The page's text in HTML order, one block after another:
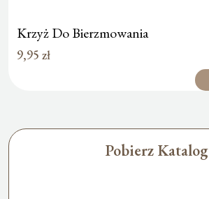
Krzyż Do Bierzmowania
9,95 zł
Pobierz Katalog